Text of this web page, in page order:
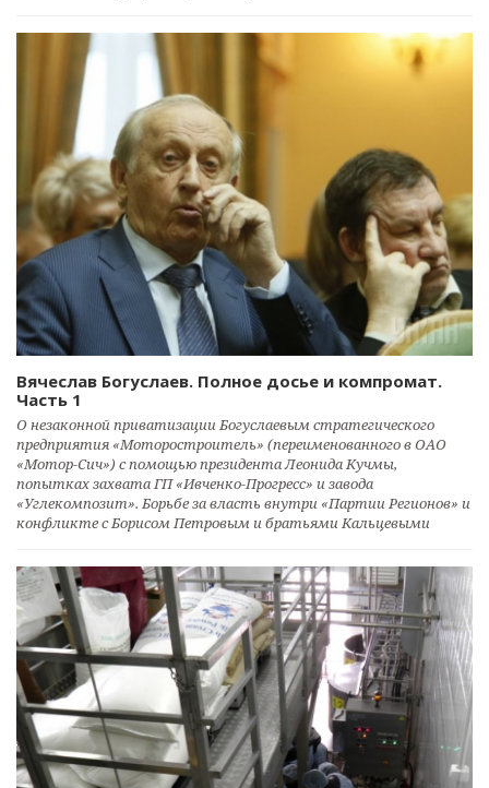
Вячеслав Богуслаев. Полное досье и компромат.
Часть 1
О незаконной приватизации Богуслаевым стратегического
предприятия «Моторостроитель» (переименованного в ОАО
«Мотор-Сич») с помощью президента Леонида Кучмы,
попытках захвата ГП «Ивченко-Прогресс» и завода
«Углекомпозит». Борьбе за власть внутри «Партии Регионов» и
конфликте с Борисом Петровым и братьями Кальцевыми